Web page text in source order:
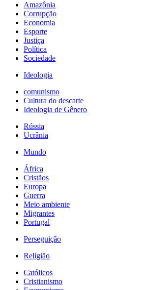
Amazônia
Corrupção
Economia
Esporte
Justiça
Política
Sociedade
Ideologia
comunismo
Cultura do descarte
Ideologia de Gênero
Rússia
Ucrânia
Mundo
África
Cristãos
Europa
Guerra
Meio ambiente
Migrantes
Portugal
Perseguição
Religião
Católicos
Cristianismo